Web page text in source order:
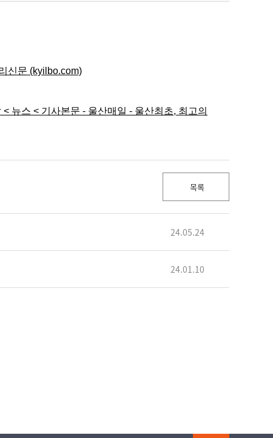
신문 (kyilbo.com)
뉴스 < 기사본문 - 울산매일 - 울산최초, 최고의
목록
24.05.24
24.01.10